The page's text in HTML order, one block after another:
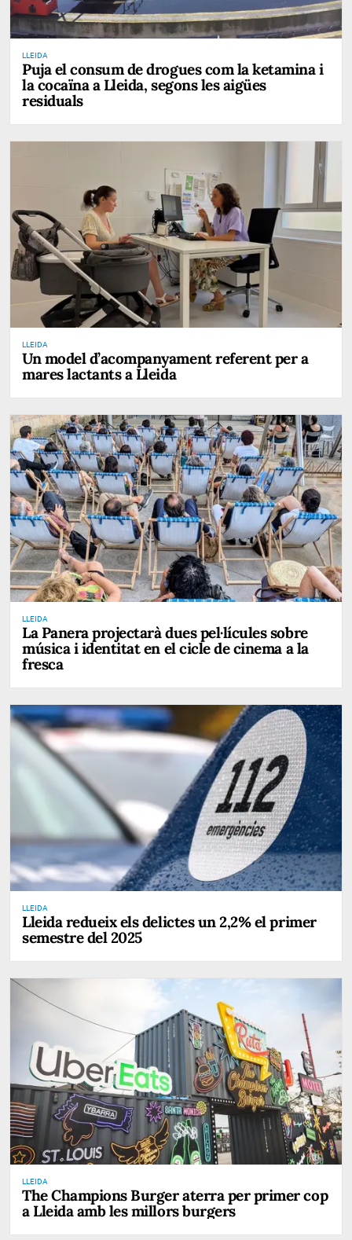
LLEIDA
Puja el consum de drogues com la ketamina i
la cocaïna a Lleida, segons les aigües
residuals
LLEIDA
Un model d’acompanyament referent per a
mares lactants a Lleida
LLEIDA
La Panera projectarà dues pel·lícules sobre
música i identitat en el cicle de cinema a la
fresca
LLEIDA
Lleida redueix els delictes un 2,2% el primer
semestre del 2025
LLEIDA
The Champions Burger aterra per primer cop
a Lleida amb les millors burgers